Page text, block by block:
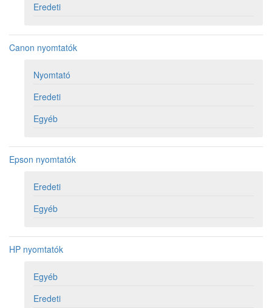
Eredeti
Canon nyomtatók
Nyomtató
Eredeti
Egyéb
Epson nyomtatók
Eredeti
Egyéb
HP nyomtatók
Egyéb
Eredeti